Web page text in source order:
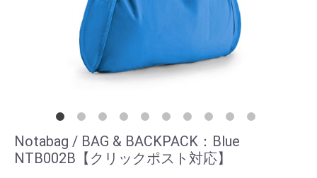
Notabag / BAG & BACKPACK：Blue
NTB002B【クリックポスト対応】